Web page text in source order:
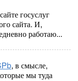
госуслуг
сайта. И,
работаю...
, в смысле,
мы туда